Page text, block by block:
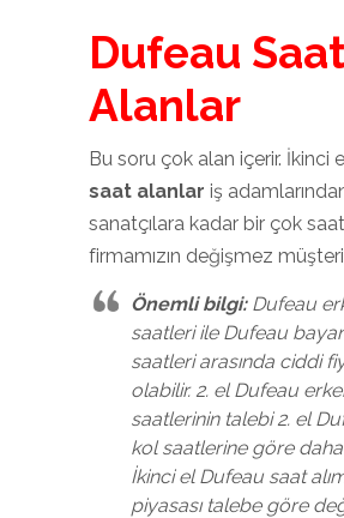
Dufeau
Alanlar
Bu soru çok alan içerir. İkinci
saat alanlar iş
sanatçılara kadar bir çok saat
firmamızın değişmez
Önemli bilgi:Dufeau
saatleri ile Dufeau
saatleri arasında ciddi
olabilir. 2. el Dufeau
saatlerinin talebi 2. el
kol saatlerine göre daha
İkinci el Dufeau saat
piyasası talebe göre